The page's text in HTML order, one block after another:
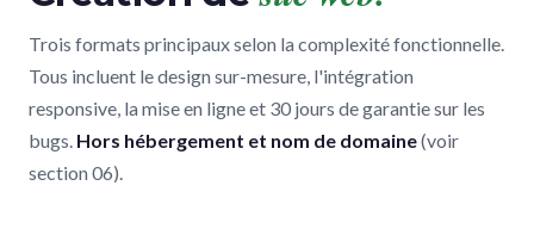
Trois formats principaux selon la complexité fonctionnelle.
Tous incluent le design sur-mesure, l'intégration
responsive, la mise en ligne et 30 jours de garantie sur les
bugs. Hors hébergement et nom de domaine(voir
section 06).